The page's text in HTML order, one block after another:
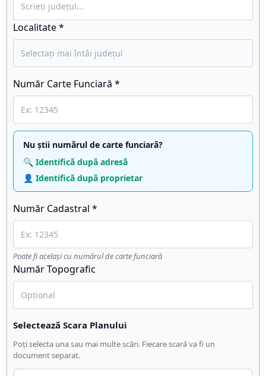
Localitate *
Număr Carte Funciară *
Nu știi numărul de carte funciară?
🔍 Identifică după adresă
👤 Identifică după proprietar
Număr Cadastral *
Poate fi același cu numărul de carte funciară
Număr Topografic
Selectează Scara Planului
Poți selecta una sau mai multe scări. Fiecare scară va fi un
document separat.